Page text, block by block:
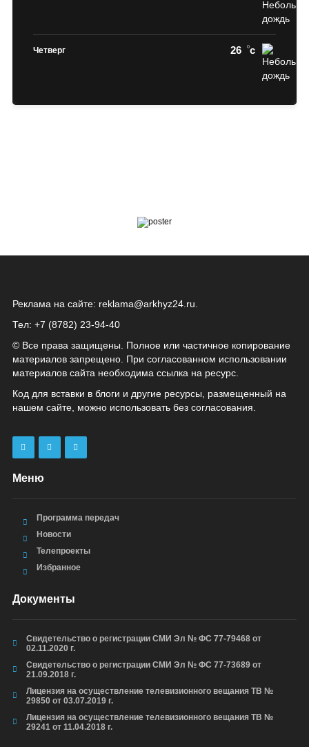
Четверг 26 c
Реклама на сайте: reklama@arkhyz24.ru
Тел: +7 (8782) 23‑94‑40
© Все права защищены. Полное или частичное копирование
материалов запрещено. При согласованном использовании
материалов сайта необходима ссылка на ресурс.
Код для вставки в блоги и другие ресурсы, размещенный на
нашем сайте, можно использовать без согласования.
Меню
Программа передач
Новости
Телепроекты
Избранное
Документы
Свидетельство о регистрации СМИ Эл № ФС 77-79468 от
02.11.2020 г.
Свидетельство о регистрации СМИ Эл № ФС 77-73689 от
21.09.2018 г.
Лицензия на осуществление телевизионного вещания ТВ №
29850 от 03.07.2019 г.
Лицензия на осуществление телевизионного вещания ТВ №
29241 от 11.04.2018 г.